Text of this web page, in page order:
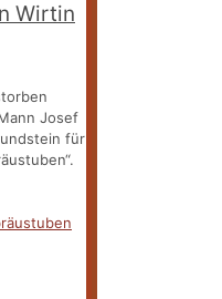
Wirtin
Josef
für